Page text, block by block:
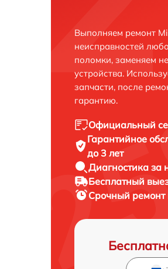
Выполняем ремонт
неисправностей
поломки, заменяем
устройства.
запчасти, после
гарантию.
Официальный
Гарантийное
до 3 лет
Диагностика за
Бесплатный
Срочный ремонт